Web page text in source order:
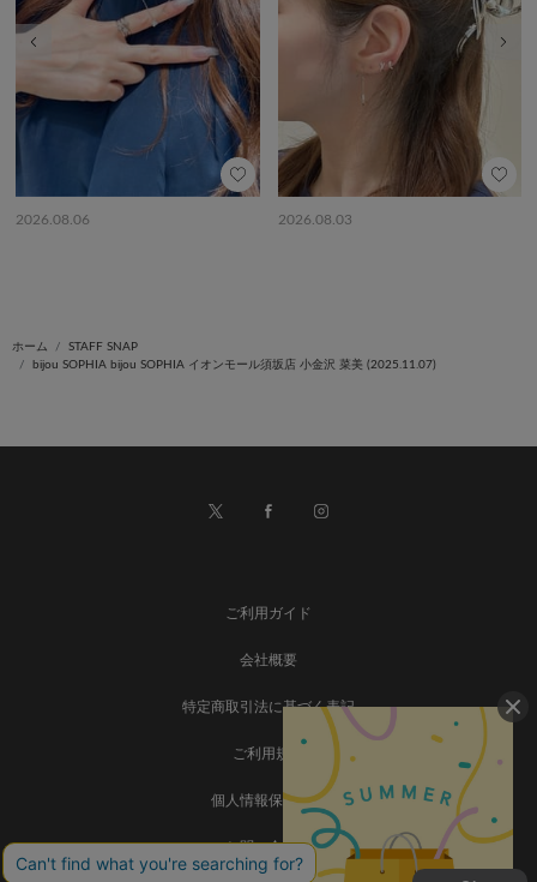
2026.08.06 2026.08.03
前の画像
ホーム
STAFF SNAP
bijou SOPHIA bijou SOPHIA イオンモール須坂店 小金沢 菜美 (2025.11.07)
ご利用ガイド
会社概要
特定商取引法に基づく表記
ご利用規約
個人情報保護方針
お問い合わせ